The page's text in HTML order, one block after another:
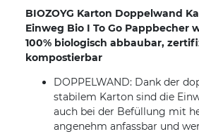
BIOZOYG Karton Doppelwand
Einweg Bio I To Go Pappbecher
100% biologisch abbaubar,
kompostierbar
DOPPELWAND: Dank der
stabilem Karton sind die
auch bei der Befüllung mit
angenehm anfassbar und